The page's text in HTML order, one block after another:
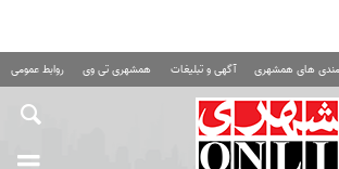
های همشهری آگهی و تبلیغات همشهری تی وی روابط عمومی